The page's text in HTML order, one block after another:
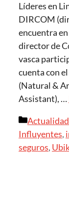
Líderes en
DIRCOM
encuentra
director de
vasca
cuenta con
(Natural &
Assistant), …
Influyentes,
seguros,